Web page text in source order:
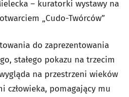
– kuratorki wystawy na
„Cudo-Twórców”
do zaprezentowania
stałego pokazu na trzecim
na przestrzeni wieków
człowieka, pomagający mu